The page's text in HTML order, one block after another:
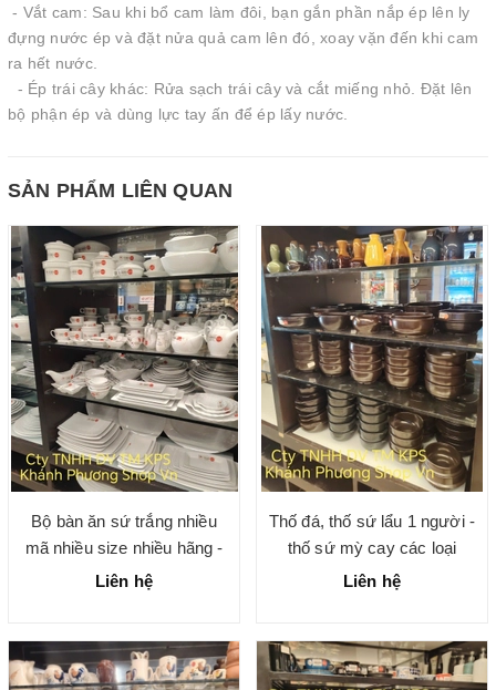
- Vắt cam: Sau khi bổ cam làm đôi, bạn gắn phần nắp ép lên ly
đựng nước ép và đặt nửa quả cam lên đó, xoay vặn đến khi cam
ra hết nước.
- Ép trái cây khác: Rửa sạch trái cây và cắt miếng nhỏ. Đặt lên
bộ phận ép và dùng lực tay ấn để ép lấy nước.
SẢN PHẨM LIÊN QUAN
Bộ bàn ăn sứ trắng nhiều
mã nhiều size nhiều hãng -
gốm sứ chính hãng cao cấp
Liên hệ
Thố đá, thố sứ lẩu 1 người -
thố sứ mỳ cay các loại
Liên hệ